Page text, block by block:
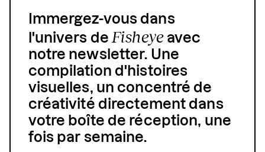
Immergez-vous dans
l'univers de Fisheyeavec
notre newsletter. Une
compilation d'histoires
visuelles, un concentré de
créativité directement dans
votre boîte de réception, une
fois par semaine.